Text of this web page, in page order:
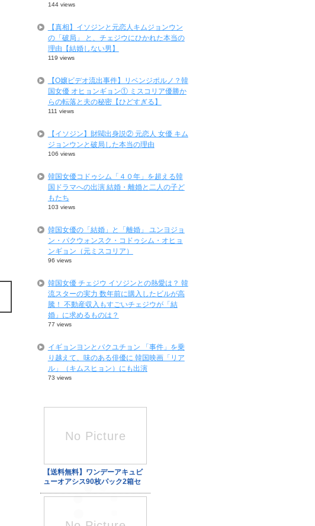
144 views
【真相】イソジンと元恋人キムジョンウン
の「破局」 と、チェジウにひかれた本当の
理由【結婚しない男】
119 views
【O嬢ビデオ流出事件】リベンジポルノ？韓
国女優 オヒョンギョン① ミスコリア優勝か
らの転落と夫の秘密【ひどすぎる】
111 views
【イソジン】財閥出身説② 元恋人 女優 キム
ジョンウンと破局した本当の理由
106 views
韓国女優コドゥシム「４０年」を超える韓
国ドラマへの出演 結婚・離婚と二人の子ど
もたち
103 views
韓国女優の「結婚」と「離婚」 ユンヨジョ
ン・パクウォンスク・コドゥシム・オヒョ
ンギョン（元ミスコリア）
96 views
韓国女優 チェジウ イソジンとの熱愛は？ 韓
流スターの実力 数年前に購入したビルが高
騰！ 不動産収入もすごいチェジウが「結
婚」に求めるものは？
77 views
イギョンヨンとパクユチョン 「事件」を乗
り越えて、味のある俳優に 韓国映画「リア
ル」（キムスヒョン）にも出演
73 views